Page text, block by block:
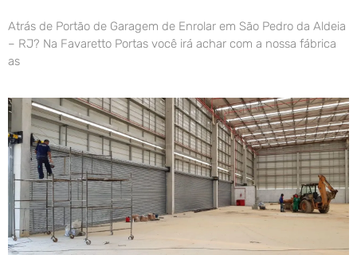
Atrás de Portão de Garagem de Enrolar em São Pedro da Aldeia
– RJ? Na Favaretto Portas você irá achar com a nossa fábrica
as